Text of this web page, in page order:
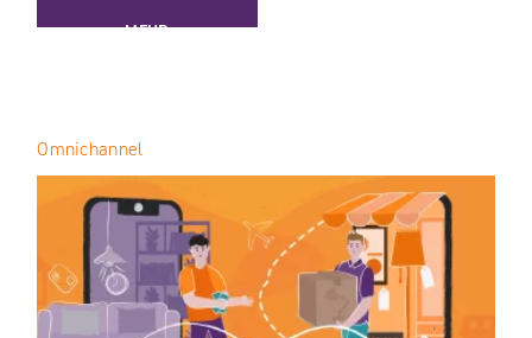
MEHR
Omnichannel